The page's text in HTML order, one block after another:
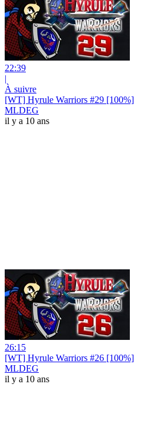
22:39
|
À suivre
[WT] Hyrule Warriors #29 [100%]
MLDEG
il y a 10 ans
26:15
[WT] Hyrule Warriors #26 [100%]
MLDEG
il y a 10 ans